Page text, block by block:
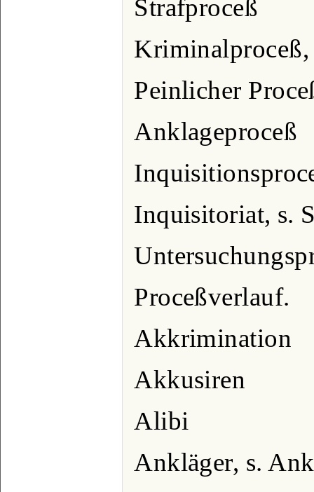
Strafproceß
Kriminalproceß,
Peinlicher
Anklageproceß
Inquisitoriat, s.
Proceßverlauf.
Akkrimination
Akkusiren
Alibi
Ankläger, s.